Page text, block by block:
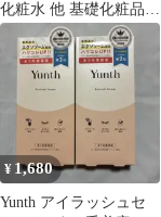
化粧水 他 基礎化粧品11
点＋おまけ
¥ 1,680
Yunth アイラッシュセ